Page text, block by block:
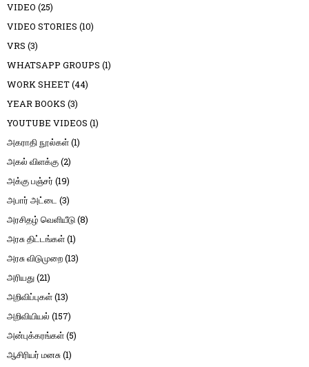
VIDEO (25)
VIDEO STORIES (10)
VRS (3)
WHATSAPP GROUPS (1)
WORK SHEET(44)
YEAR BOOKS (3)
YOUTUBE VIDEOS (1)
அகராதி நூல்கள்(1)
அகல் விளக்கு(2)
அக்கு பஞ்சர் (19)
அபார் அட்டை (3)
அரசிதழ் வெளியீடு(8)
அரசு திட்டங்கள்(1)
அரசு விடுமுறை(13)
அரியது(21)
அறிவிப்புகள்(13)
அறிவியியல் (157)
அன்புக்கரங்கள்(5)
ஆசிரியர் மனசு(1)